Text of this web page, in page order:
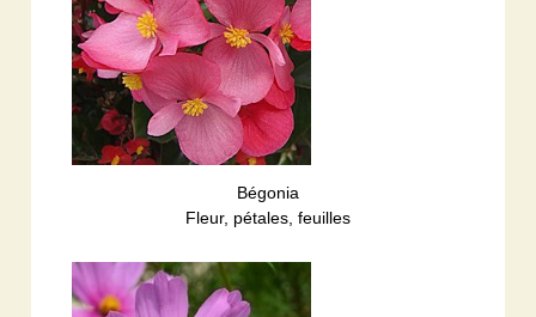
Bégonia
Fleur, pétales, feuilles